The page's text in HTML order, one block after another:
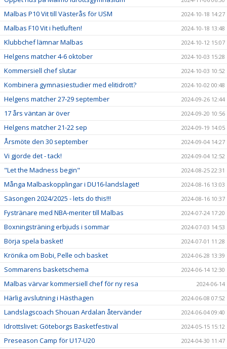
Malbas P10 Vit till Västerås för USM 2024-10-18 14:27
Malbas F10 Vit i hetluften! 2024-10-18 13:48
Klubbchef lämnar Malbas 2024-10-12 15:07
Helgens matcher 4-6 oktober 2024-10-03 15:28
Kommersiell chef slutar 2024-10-03 10:52
Kombinera gymnasiestudier med elitidrott? 2024-10-02 00:48
Helgens matcher 27-29 september 2024-09-26 12:44
17 års väntan är över 2024-09-20 10:56
Helgens matcher 21-22 sep 2024-09-19 14:05
Årsmöte den 30 september 2024-09-04 14:27
Vi gjorde det - tack! 2024-09-04 12:52
"Let the Madness begin" 2024-08-25 22:31
Många Malbaskopplingar i DU16-landslaget! 2024-08-16 13:03
Säsongen 2024/2025 - lets do this!!! 2024-08-16 10:37
Fystränare med NBA-meriter till Malbas 2024-07-24 17:20
Boxningsträning erbjuds i sommar 2024-07-03 14:53
Börja spela basket! 2024-07-01 11:28
Krönika om Bobi, Pelle och basket 2024-06-28 13:39
Sommarens basketschema 2024-06-14 12:30
Malbas värvar kommersiell chef för ny resa 2024-06-14
Härlig avslutning i Hästhagen 2024-06-08 07:52
Landslagscoach Shouan Ardalan återvänder 2024-06-04 09:40
Idrottslivet: Göteborgs Basketfestival 2024-05-15 15:12
Preseason Camp för U17-U20 2024-04-30 11:47